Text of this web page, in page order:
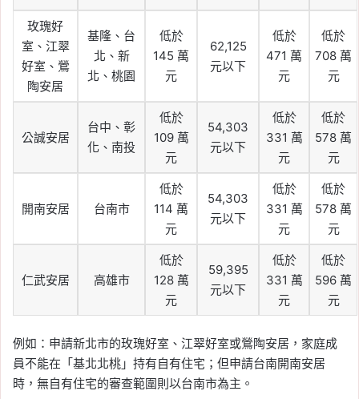
玫瑰好
室、江翠
好室、鶯
陶安居
基隆、台
北、新
北、桃園
低於
145 萬
元
62,125
元以下
低於
471 萬
元
低於
708 萬
元
公誠安居
台中、彰
化、南投
低於
109 萬
元
54,303
元以下
低於
331 萬
元
低於
578 萬
元
開南安居 台南市
低於
114 萬
元
54,303
元以下
低於
331 萬
元
低於
578 萬
元
仁武安居 高雄市
低於
128 萬
元
59,395
元以下
低於
331 萬
元
低於
596 萬
元
例如：申請新北市的玫瑰好室、江翠好室或鶯陶安居，家庭成
員不能在「基北北桃」持有自有住宅；但申請台南開南安居
時，無自有住宅的審查範圍則以台南市為主。